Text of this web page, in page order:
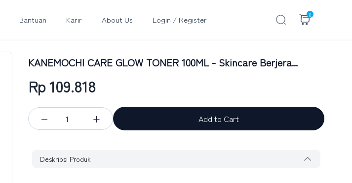
Bantuan Karir About Us Login / Register 0
KANEMOCHI CARE GLOW TONER 100ML - Skincare Berjera...
Rp 109.818
− + Add to Cart
Deskripsi Produk